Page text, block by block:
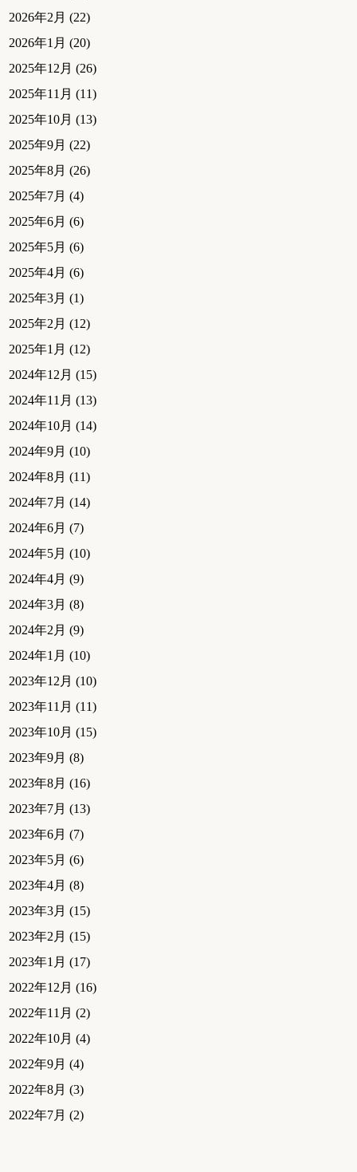
2026年2月 (22)
2026年1月 (20)
2025年12月 (26)
2025年11月 (11)
2025年10月 (13)
2025年9月 (22)
2025年8月 (26)
2025年7月 (4)
2025年6月 (6)
2025年5月 (6)
2025年4月 (6)
2025年3月 (1)
2025年2月 (12)
2025年1月 (12)
2024年12月 (15)
2024年11月 (13)
2024年10月 (14)
2024年9月 (10)
2024年8月 (11)
2024年7月 (14)
2024年6月 (7)
2024年5月 (10)
2024年4月 (9)
2024年3月 (8)
2024年2月 (9)
2024年1月 (10)
2023年12月 (10)
2023年11月 (11)
2023年10月 (15)
2023年9月 (8)
2023年8月 (16)
2023年7月 (13)
2023年6月 (7)
2023年5月 (6)
2023年4月 (8)
2023年3月 (15)
2023年2月 (15)
2023年1月 (17)
2022年12月 (16)
2022年11月 (2)
2022年10月 (4)
2022年9月 (4)
2022年8月 (3)
2022年7月 (2)